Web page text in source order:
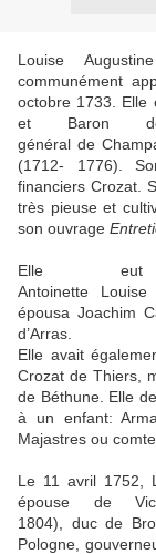
Louise
communément
octobre 1733. Elle
et Baron de
général de
(1712- 1776).
financiers Crozat.
très pieuse et
son ouvrage
Elle
Antoinette
épousa Joachim
d’Arras.
Elle avait
Crozat de Thiers,
de Béthune. Elle
à un enfant:
Majastres ou
Le 11 avril 1752,
épouse de
1804), duc de
Pologne,